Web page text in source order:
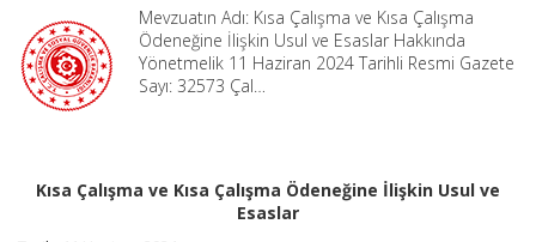
Esaslar
için
Mevzuatın Adı: Kısa Çalışma ve Kısa Çalışma
Ödeneğine İlişkin Usul ve Esaslar Hakkında
Yönetmelik 11 Haziran 2024 Tarihli Resmi Gazete
Sayı: 32573 Çal…
Kısa Çalışma ve Kısa Çalışma Ödeneğine İlişkin Usul ve
Esaslar